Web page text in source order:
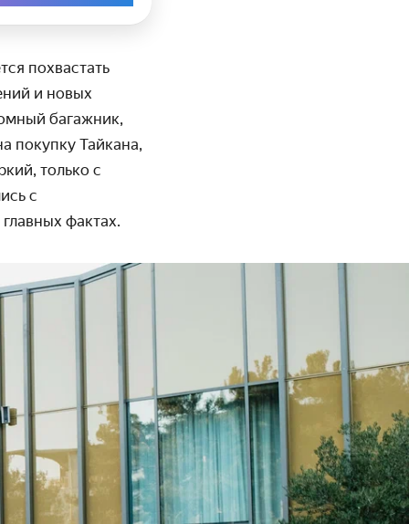
похвастать
и новых
багажник,
покупку Тайкана,
только с
с
фактах.